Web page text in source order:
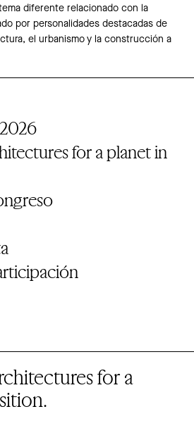
diferente relacionado con la
por personalidades destacadas de
el urbanismo y la construcción a
for a planet in
for a